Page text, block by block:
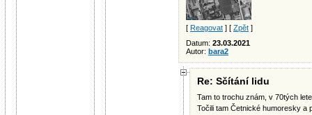
[ Reagovat ] [ Zpět ]
Datum: 23.03.2021
Autor: bara2
Re: Sčítání lidu
Tam to trochu znám, v 70tých
Točili tam Četnické humoresky a